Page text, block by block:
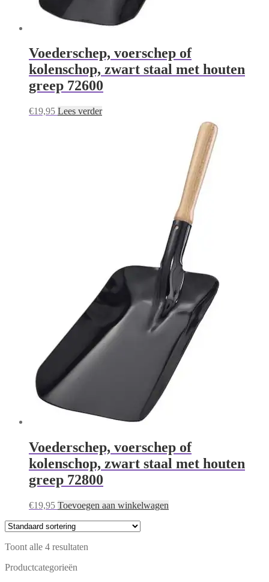
Voederschep, voerschep of
kolenschop, zwart staal met houten
greep 72600
€19,95 Lees verder
Voederschep, voerschep of
kolenschop, zwart staal met houten
greep 72800
€19,95 Toevoegen aan winkelwagen
Toont alle 4 resultaten
Productcategorieën